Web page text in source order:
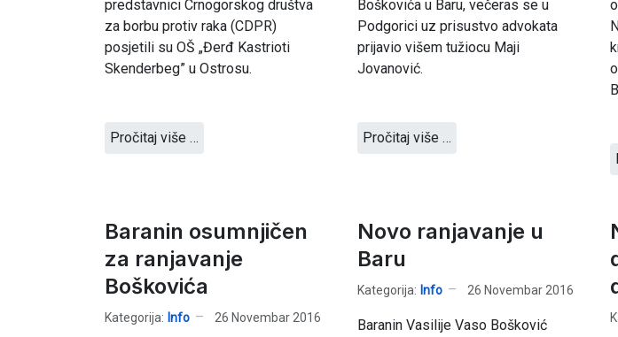
predstavnici Crnogorskog društva
za borbu protiv raka (CDPR)
posjetili su OŠ „Đerđ Kastrioti
Skenderbeg” u Ostrosu.
Pročitaj više …
Boškovića u Baru, večeras se u
Podgorici uz prisustvo advokata
prijavio višem tužiocu Maji
Jovanović.
Pročitaj više …
Baranin osumnjičen
za ranjavanje
Boškovića
Kategorija: Info 26 Novembar 2016
Novo ranjavanje u
Baru
Kategorija: Info 26 Novembar 2016
Baranin Vasilije Vaso Bošković